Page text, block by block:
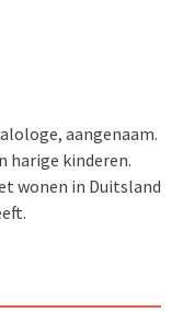
aangenaam.
harige kinderen.
wonen in Duitsland